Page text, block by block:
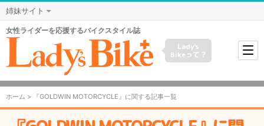
姉妹サイト
女性ライダーを応援するバイクスタイル誌
Lady's
Bikeって？
ホーム > 『GOLDWIN MOTORCYCLE』に関する記事一覧